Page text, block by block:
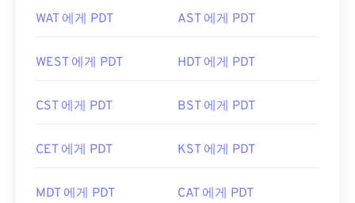
WAT 에게 PDT AST 에게 PDT
WEST 에게 PDT HDT 에게 PDT
CST 에게 PDT BST 에게 PDT
CET 에게 PDT KST 에게 PDT
MDT 에게 PDT CAT 에게 PDT